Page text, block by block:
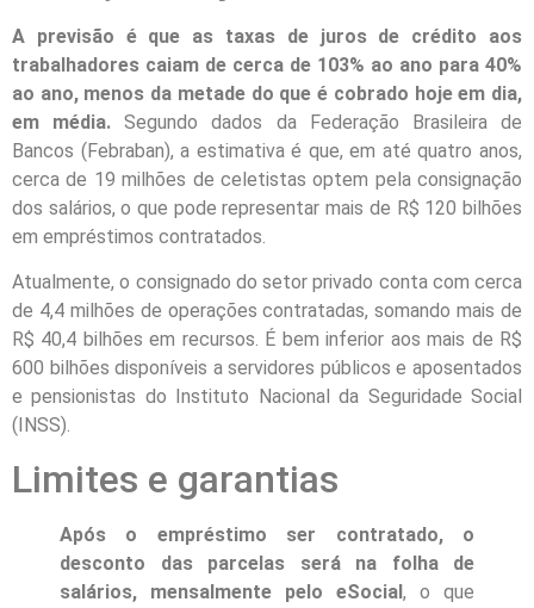
A previsão é que as taxas de juros de crédito aos
trabalhadores caiam de cerca de 103% ao ano para 40%
ao ano, menos da metade do que é cobrado hoje em dia,
em média. Segundo dados da Federação Brasileira de
Bancos (Febraban), a estimativa é que, em até quatro anos,
cerca de 19 milhões de celetistas optem pela consignação
dos salários, o que pode representar mais de R$ 120 bilhões
em empréstimos contratados.
Atualmente, o consignado do setor privado conta com cerca
de 4,4 milhões de operações contratadas, somando mais de
R$ 40,4 bilhões em recursos. É bem inferior aos mais de R$
600 bilhões disponíveis a servidores públicos e aposentados
e pensionistas do Instituto Nacional da Seguridade Social
(INSS).
Limites e garantias
Após o empréstimo ser contratado, o
desconto das parcelas será na folha de
salários, mensalmente pelo eSocial , o que